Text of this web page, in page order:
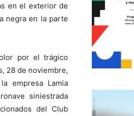
en el exterior de
negra en la parte
por el trágico
28 de noviembre,
empresa Lamia
siniestrada
del Club